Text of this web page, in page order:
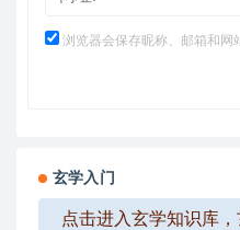
浏览器会保存昵称、邮箱和网
玄学入门
点击进入玄学知识库